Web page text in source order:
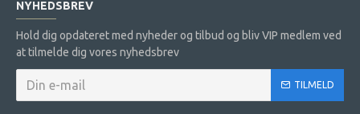
NYHEDSBREV
Hold dig opdateret med nyheder og tilbud og bliv VIP medlem ved
at tilmelde dig vores nyhedsbrev
TILMELD